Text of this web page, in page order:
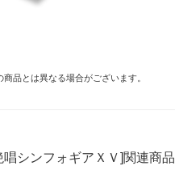
品とは異なる場合がございます。
唱シンフォギアＸＶ]関連商品